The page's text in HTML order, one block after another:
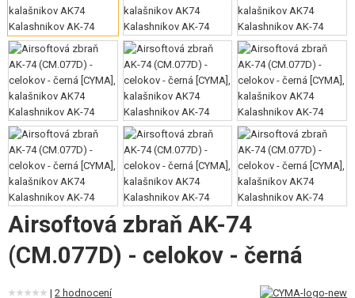
GRANÁTOMETY, GRANÁTY
KULIČKY, PLYN
AKUMULÁTORY, NABÍJEČKY
ZÁSOBNÍKY, PLNIČKY
BRÝLE, MASKY
VÝSTROJ, UNIFORMY, POUZDRA
VYSÍLAČKY, HEADSETY, KAMERY
Airsoftová zbraň AK-74
(CM.077D) - celokov - černá
| 2 hodnocení